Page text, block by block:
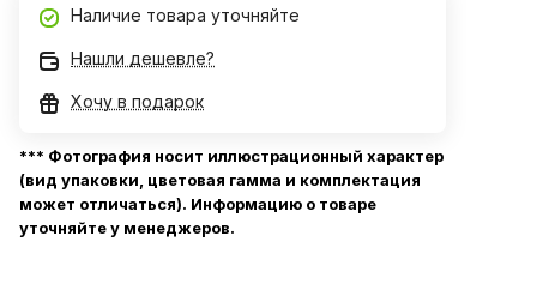
Наличие товара уточняйте
Нашли дешевле?
Хочу в подарок
*** Фотография носит иллюстрационный характер
(вид упаковки, цветовая гамма и комплектация
может отличаться). Информацию о товаре
уточняйте у менеджеров.